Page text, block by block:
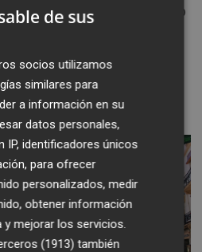
red vieja” y ha recordado
para mejorar el
y que, entre otras
la renovación de
de sus
socios utilizamos
similares para
a información en su
datos personales,
IP, identificadores únicos
para ofrecer
personalizados, medir
obtener información
y mejorar los servicios.
(1913) también